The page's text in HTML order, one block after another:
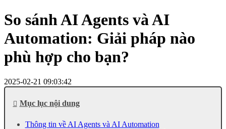
So sánh AI Agents và AI
Automation: Giải pháp nào
phù hợp cho bạn?
2025-02-21 09:03:42
Mục lục nội dung
Thông tin về AI Agents và AI Automation